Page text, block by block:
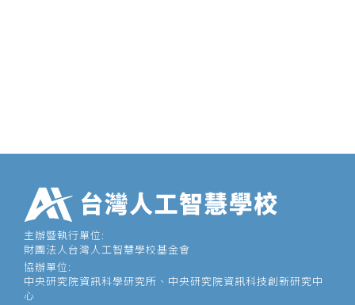
主辦暨執行單位:
財團法人台灣人工智慧學校基金會
協辦單位:
中央研究院資訊科學研究所、中央研究院資訊科技創新研究中
心